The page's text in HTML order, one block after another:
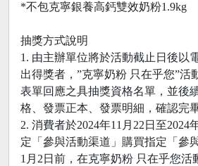
*不包克寧銀養高鈣雙效奶粉1.9kg
抽獎方式說明
1. 由主辦單位將於活動截止日後以
出得獎者，”克寧奶粉 只在乎您”活
表單回應之具抽獎資格名單，並後
格、發票正本、發票明細，確認完
2. 消費者於2024年11月22日至2024
定「參與活動渠道」購買指定「參
1月2日前，在克寧奶粉 只在乎您活